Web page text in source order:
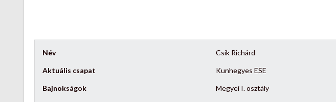
Név Csík Richárd
Aktuális csapat Kunhegyes ESE
Bajnokságok Megyei I. osztály